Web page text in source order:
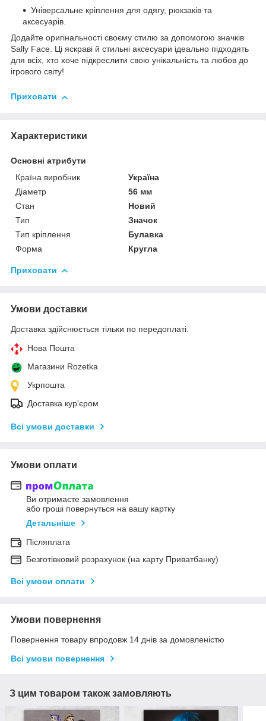
Універсальне кріплення для одягу, рюкзаків та
аксесуарів.
Додайте оригінальності своєму стилю за допомогою значків
Sally Face. Ці яскраві й стильні аксесуари ідеально підходять
для всіх, хто хоче підкреслити свою унікальність та любов до
ігрового світу!
Приховати
Характеристики
Основні атрибути
Країна виробник
Україна
Діаметр
56 мм
Стан
Новий
Тип
Значок
Тип кріплення
Булавка
Форма
Кругла
Приховати
Умови доставки
Доставка здійснюється тільки по передоплаті.
Нова Пошта
Магазини Rozetka
Укрпошта
Доставка кур'єром
Всі умови доставки
Умови оплати
Ви отримаєте замовлення
або гроші повернуться на вашу картку
Детальніше
Післяплата
Безготівковий розрахунок (на карту Приватбанку)
Всі умови оплати
Умови повернення
Повернення товару впродовж 14 днів за домовленістю
Всі умови повернення
З цим товаром також замовляють